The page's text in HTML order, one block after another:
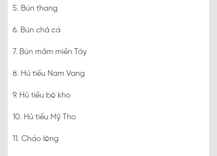
5. Bún thang
6. Bún chả cá
7. Bún mắm miền Tây
8. Hủ tiếu Nam Vang
9. Hủ tiếu bò kho
10. Hủ tiếu Mỹ Tho
11. Cháo lòng